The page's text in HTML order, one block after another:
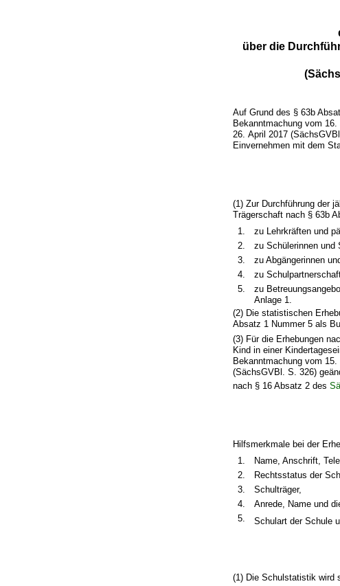
über die
Auf Grund des § 63b
Bekanntmachung vom
26. April 2017
Einvernehmen mit dem
(1) Zur Durchführung der
Trägerschaft nach § 63b
1.
zu Lehrkräften und
2.
zu Schülerinnen und
3.
zu Abgängerinnen
4.
zu
5.
zu
Anlage 1.
(2) Die statistischen
Absatz 1 Nummer 5 als
(3) Für die Erhebungen
Kind in einer
Bekanntmachung vom
(SächsGVBl. S. 326)
nach § 16 Absatz 2 des
Hilfsmerkmale bei der
1.
Name, Anschrift,
2.
Rechtsstatus der
3.
Schulträger,
4.
Anrede, Name und
5.
Schulart der Schule
(1) Die Schulstatistik wird